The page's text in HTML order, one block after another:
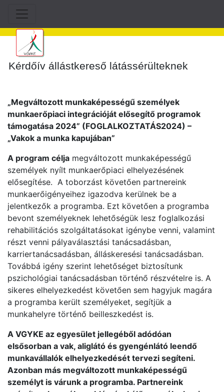
Kérdőív állástkereső látássérülteknek
„Megváltozott munkaképességű személyek
munkaerőpiaci integrációját elősegítő programok
támogatása 2024” (FOGLALKOZTATÁS2024) –
„Vakok a munka kapujában”
A program célja megváltozott munkaképességű
személyek nyílt munkaerőpiaci elhelyezésének
elősegítése. A toborzást követően partnereink
munkaerőigényeihez igazodva kerülnek be a
jelentkezők a programba. Ezt követően a programba
bevont személyeknek lehetőségük lesz foglalkozási
rehabilitációs szolgáltatásokat igénybe venni, valamint
részt venni pályaválasztási tanácsadásban,
karriertanácsadásban, álláskeresési tanácsadásban.
Továbbá igény szerint lehetőséget biztosítunk
pszichológiai tanácsadásban történő részvételre is. A
sikeres elhelyezkedést követően sem hagyjuk magára
a programba került személyeket, segítjük a
munkahelyre történő beilleszkedést is.
A VGYKE az egyesület jellegéből adódóan
elsősorban a vak, aliglátó és gyengénlátó leendő
munkavállalók elhelyezkedését tervezi segíteni.
Azonban más megváltozott munkaképességű
személyt is várunk a programba. Partnereink